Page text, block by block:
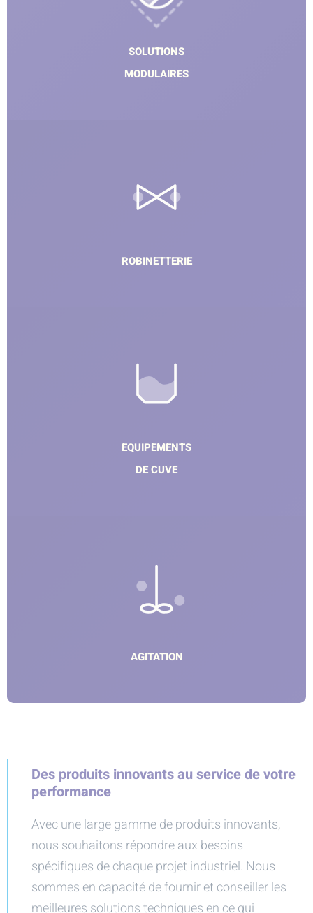
SOLUTIONS
MODULAIRES
ROBINETTERIE
EQUIPEMENTS
DE CUVE
AGITATION
Des produits innovants au service de votre
performance
Avec une large gamme de produits innovants,
nous souhaitons répondre aux besoins
spécifiques de chaque projet industriel. Nous
sommes en capacité de fournir et conseiller les
meilleures solutions techniques en ce qui